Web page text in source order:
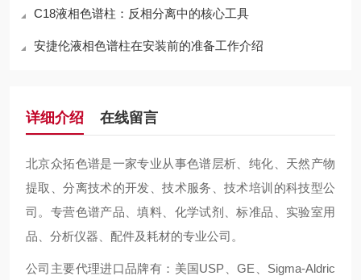
C18液相色谱柱：反相分离中的核心工具
安捷伦液相色谱柱在安装前的准备工作介绍
详细介绍 在线留言
北京众拓色谱是一家专业从事色谱层析、纯化、天然产物
提取、分离技术的开发、技术服务、技术培训的科技型公
司。专营色谱产品、填料、化学试剂、标准品、实验室用
品、分析仪器、配件及耗材的专业公司。
公司主要代理进口品牌有：美国USP、GE、Sigma-Aldric